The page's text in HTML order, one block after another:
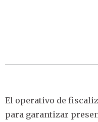
El operativo de
para garantizar